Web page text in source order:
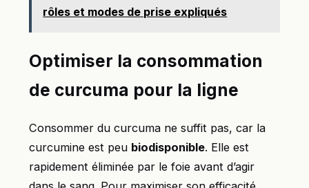
rôles et modes de prise expliqués
Optimiser la consommation
de curcuma pour la ligne
Consommer du curcuma ne suffit pas, car la
curcumine est peu biodisponible. Elle est
rapidement éliminée par le foie avant d’agir